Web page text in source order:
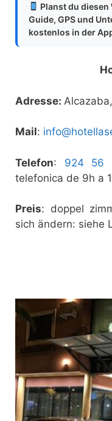
Planst du diesen
Guide, GPS und
kostenlos in der
Adresse:
Mail:
Telefon: 924 56
telefonica de 9h a
Preis: doppel
sich ändern: siehe